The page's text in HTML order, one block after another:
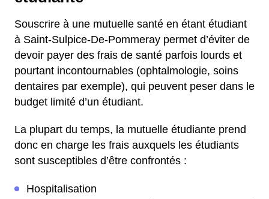
Souscrire à une mutuelle santé en étant étudiant
à Saint-Sulpice-De-Pommeray permet d’éviter de
devoir payer des frais de santé parfois lourds et
pourtant incontournables (ophtalmologie, soins
dentaires par exemple), qui peuvent peser dans le
budget limité d’un étudiant.
La plupart du temps, la mutuelle étudiante prend
donc en charge les frais auxquels les étudiants
sont susceptibles d’être confrontés :
Hospitalisation